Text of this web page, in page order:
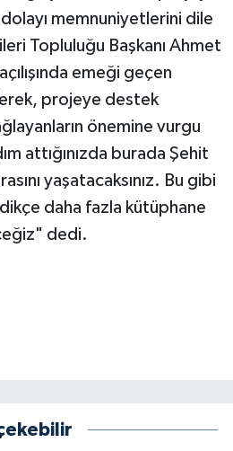
memnuniyetlerini dile
Topluluğu Başkanı Ahmet
emeği geçen
projeye destek
önemine vurgu
attığınızda burada Şehit
yaşatacaksınız. Bu gibi
daha fazla kütüphane
dedi.